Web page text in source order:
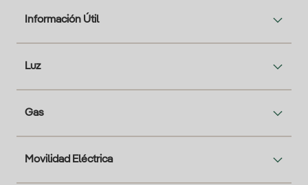
Información Útil
Luz
Gas
Movilidad Eléctrica